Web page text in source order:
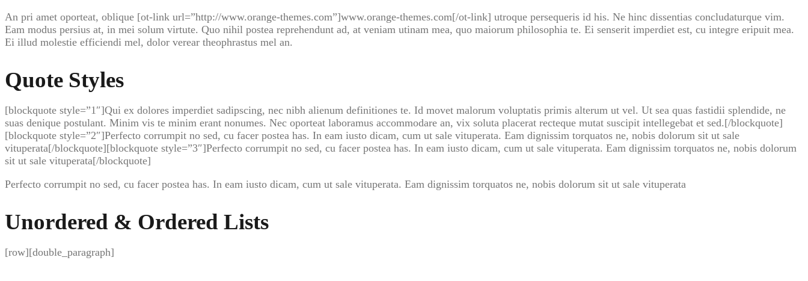
An pri amet oporteat, oblique [ot-link url=”http://www.orange-themes.com”]www.orange-themes.com[/ot-link] utroque persequeris id his. Ne hinc dissentias concludaturque vim.
Eam modus persius at, in mei solum virtute. Quo nihil postea reprehendunt ad, at veniam utinam mea, quo maiorum philosophia te. Ei senserit imperdiet est, cu integre eripuit mea.
Ei illud molestie efficiendi mel, dolor verear theophrastus mel an.
Quote Styles
[blockquote style=”1″]Qui ex dolores imperdiet sadipscing, nec nibh alienum definitiones te. Id movet malorum voluptatis primis alterum ut vel. Ut sea quas fastidii splendide, ne
suas denique postulant. Minim vis te minim erant nonumes. Nec oporteat laboramus accommodare an, vix soluta placerat recteque mutat suscipit intellegebat et sed.[/blockquote]
[blockquote style=”2″]Perfecto corrumpit no sed, cu facer postea has. In eam iusto dicam, cum ut sale vituperata. Eam dignissim torquatos ne, nobis dolorum sit ut sale
vituperata[/blockquote][blockquote style=”3″]Perfecto corrumpit no sed, cu facer postea has. In eam iusto dicam, cum ut sale vituperata. Eam dignissim torquatos ne, nobis dolorum
sit ut sale vituperata[/blockquote]
Perfecto corrumpit no sed, cu facer postea has. In eam iusto dicam, cum ut sale vituperata. Eam dignissim torquatos ne, nobis dolorum sit ut sale vituperata
Unordered & Ordered Lists
[row][double_paragraph]